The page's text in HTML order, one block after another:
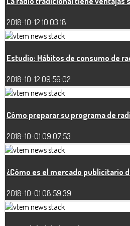
2018-10-12 10:03:18
Estudio: Hábitos de consumo de
2018-10-12 09:56:02
Cómo preparar su programa de
2018-10-01 09:07:53
¿Cómo es el mercado publicitario
2018-10-01 08:59:39